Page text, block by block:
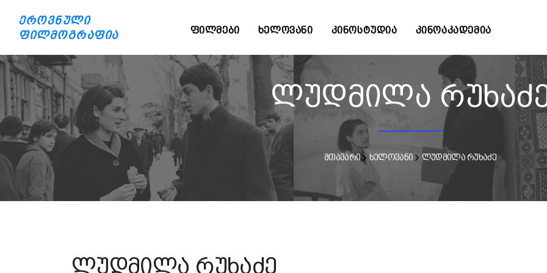
ეროვნული
ფილმოგრაფია
ᲤᲘᲚᲛᲔᲑᲘ ᲮᲔᲚᲝᲕᲐᲜᲘ ᲙᲘᲜᲝᲡᲢᲣᲓᲘᲐ ᲙᲘᲜᲝᲐᲙᲐᲓᲔᲛᲘᲐ
ლუდმილა
მთავარი ხელოვანი ლუდმილა რუხაძე
ლუდმილა რუხაძე